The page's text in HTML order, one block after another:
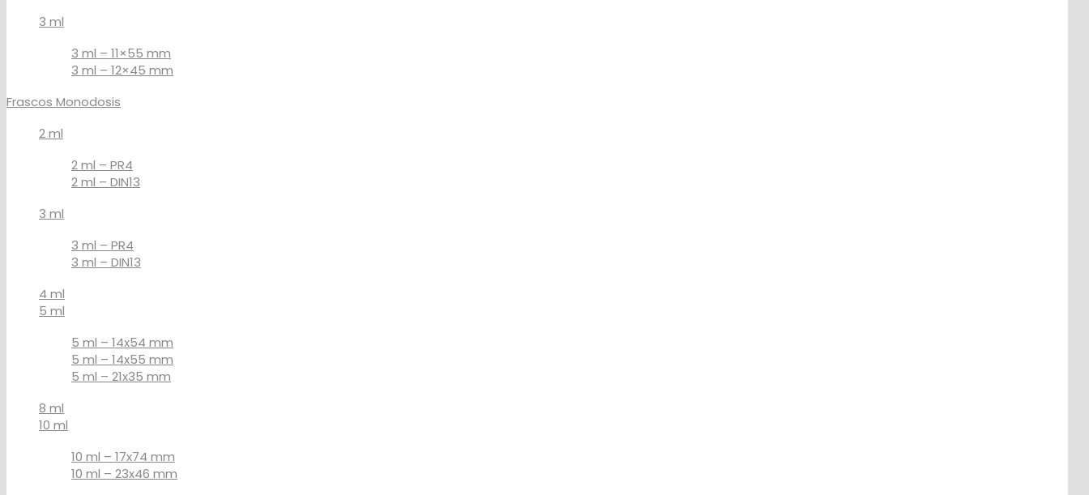
3 ml
3 ml – 11×55 mm
3 ml – 12×45 mm
Frascos Monodosis
2 ml
2 ml – PR4
2 ml – DIN13
3 ml
3 ml – PR4
3 ml – DIN13
4 ml
5 ml
5 ml – 14x54 mm
5 ml – 14x55 mm
5 ml – 21x35 mm
8 ml
10 ml
10 ml – 17x74 mm
10 ml – 23x46 mm